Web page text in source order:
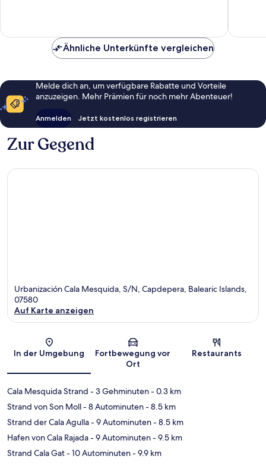
Ähnliche Unterkünfte vergleichen
Melde dich an, um verfügbare Rabatte und Vorteile
anzuzeigen. Mehr Prämien für noch mehr Abenteuer!
Anmelden Jetzt kostenlos registrieren
Zur Gegend
Urbanización Cala Mesquida, S/N, Capdepera, Balearic Islands,
07580
Auf Karte anzeigen
In der Umgebung
Fortbewegung vor
Ort
Restaurants
Cala Mesquida Strand - 3 Gehminuten- 0.3 km
Strand von Son Moll- 8 Autominuten- 8.5 km
Strand der Cala Agulla- 9 Autominuten- 8.5 km
Hafen von Cala Rajada- 9 Autominuten- 9.5 km
Strand Cala Gat- 10 Autominuten- 9.9 km